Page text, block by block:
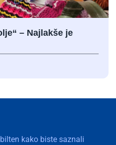
– Najlakše je
kako biste saznali